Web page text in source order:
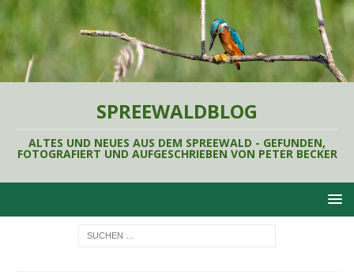
SPREEWALDBLOG
ALTES UND NEUES AUS DEM SPREEWALD - GEFUNDEN,
FOTOGRAFIERT UND AUFGESCHRIEBEN VON PETER BECKER